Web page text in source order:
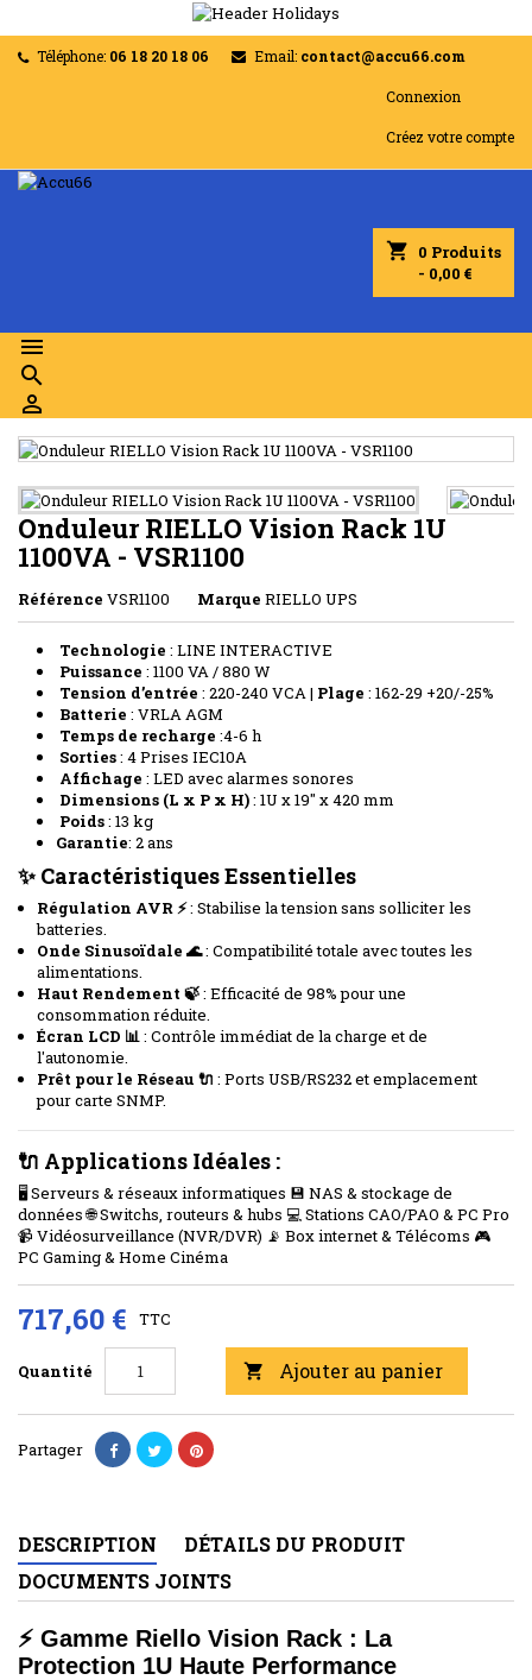
Téléphone: 06 18 20 18 06 Email: contact@accu66.com
Connexion
Créez votre compte
shopping_cart 0 Produits
- 0,00 €



Onduleur RIELLO Vision Rack 1U
1100VA - VSR1100
Référence VSR1100 Marque RIELLO UPS
Technologie : LINE INTERACTIVE
Puissance : 1100 VA / 880 W
Tension d’entrée : 220-240 VCA | Plage : 162-29 +20/-25%
Batterie : VRLA AGM
Temps de recharge :4-6 h
Sorties: 4 Prises IEC10A
Affichage : LED avec alarmes sonores
Dimensions (L x P x H): 1U x 19'' x 420 mm
Poids: 13 kg
Garantie: 2 ans
✨ Caractéristiques Essentielles
Régulation AVR ⚡: Stabilise la tension sans solliciter les
batteries.
Onde Sinusoïdale 🌊: Compatibilité totale avec toutes les
alimentations.
Haut Rendement 🍃: Efficacité de 98% pour une
consommation réduite.
Écran LCD 📊: Contrôle immédiat de la charge et de
l'autonomie.
Prêt pour le Réseau 🔌 : Ports USB/RS232 et emplacement
pour carte SNMP.
🔌 Applications Idéales :
🖥️ Serveurs & réseaux informatiques 💾 NAS & stockage de
données 🌐 Switchs, routeurs & hubs 💻 Stations CAO/PAO & PC Pro
📹 Vidéosurveillance (NVR/DVR) 📡 Box internet & Télécoms 🎮
PC Gaming & Home Cinéma
717,60 € TTC
Quantité  Ajouter au panier
Partager
DESCRIPTION
DÉTAILS DU PRODUIT
DOCUMENTS JOINTS
⚡ Gamme Riello Vision Rack : La
Protection 1U Haute Performance